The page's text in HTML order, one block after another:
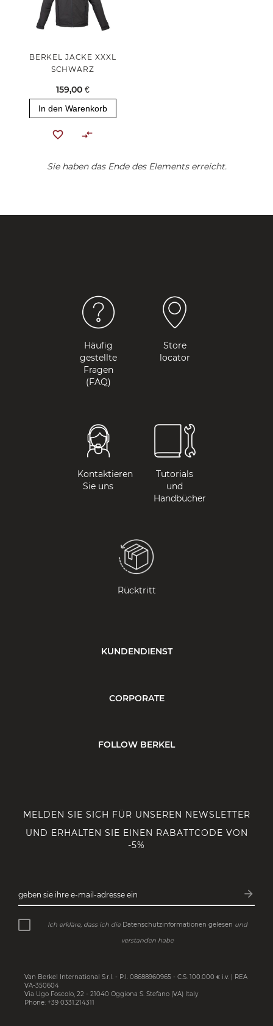
BERKEL JACKE XXXL
SCHWARZ
159,00 €
In den Warenkorb
Sie haben das Ende des Elements erreicht.
Häufig
gestellte
Fragen
(FAQ)
Store
locator
Kontaktieren
Sie uns
Tutorials
und
Handbücher
Rücktritt
KUNDENDIENST
CORPORATE
FOLLOW BERKEL
MELDEN SIE SICH FÜR UNSEREN NEWSLETTER
UND ERHALTEN SIE EINEN RABATTCODE VON
-5%
geben sie ihre e-mail-adresse ein arrow_forward
Ich erkläre, dass ich die Datenschutzinformationen gelesen und
verstanden habe
Van Berkel International S.r.l. - P.I. 08688960965 - C.S. 100.000 € i.v. | REA
VA-350604
Via Ugo Foscolo, 22 - 21040 Oggiona S. Stefano (VA) Italy
Phone: +39 0331.214311